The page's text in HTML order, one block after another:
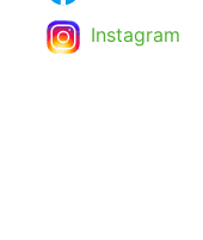
Instagram